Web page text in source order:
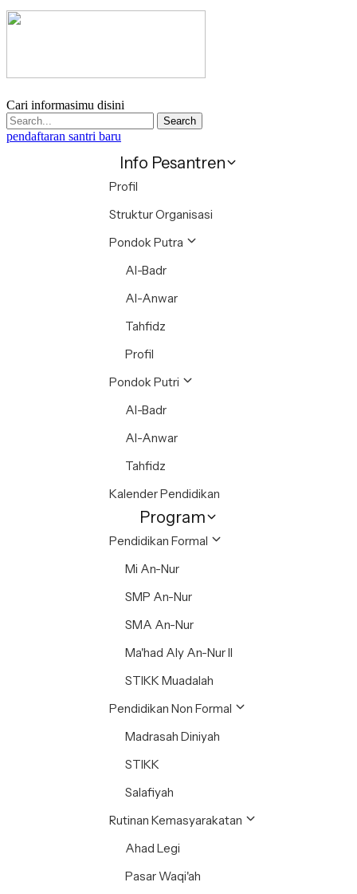
Cari informasimu disini
Search
pendaftaran santri baru
Info Pesantren
Profil
Struktur Organisasi
Pondok Putra
Al-Badr
Al-Anwar
Tahfidz
Profil
Pondok Putri
Al-Badr
Al-Anwar
Tahfidz
Kalender Pendidikan
Program
Pendidikan Formal
Mi An-Nur
SMP An-Nur
SMA An-Nur
Ma'had Aly An-Nur II
STIKK Muadalah
Pendidikan Non Formal
Madrasah Diniyah
STIKK
Salafiyah
Rutinan Kemasyarakatan
Ahad Legi
Pasar Waqi'ah